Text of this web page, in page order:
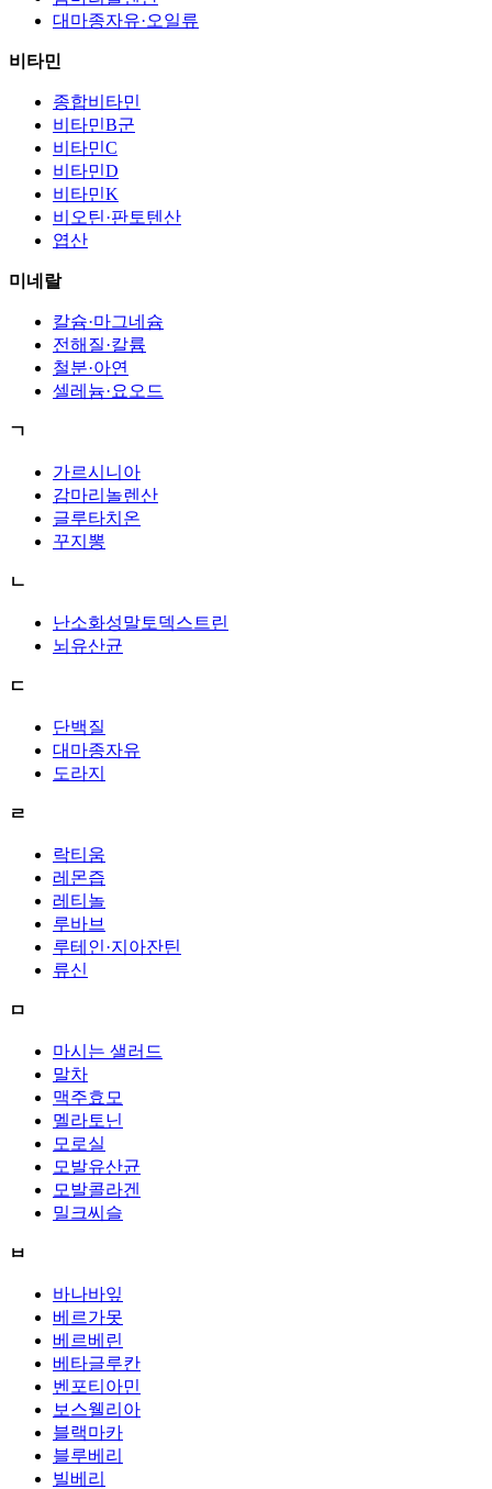
대마종자유·오일류
비타민
종합비타민
비타민B군
비타민C
비타민D
비타민K
비오틴·판토텐산
엽산
미네랄
칼슘·마그네슘
전해질·칼륨
철분·아연
셀레늄·요오드
ㄱ
가르시니아
감마리놀렌산
글루타치온
꾸지뽕
ㄴ
난소화성말토덱스트린
뇌유산균
ㄷ
단백질
대마종자유
도라지
ㄹ
락티움
레몬즙
레티놀
루바브
루테인·지아잔틴
류신
ㅁ
마시는 샐러드
말차
맥주효모
멜라토닌
모로실
모발유산균
모발콜라겐
밀크씨슬
ㅂ
바나바잎
베르가못
베르베린
베타글루칸
벤포티아민
보스웰리아
블랙마카
블루베리
빌베리